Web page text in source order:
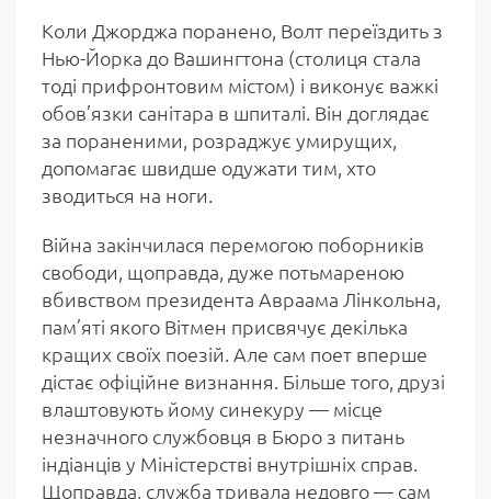
Коли Джорджа поранено, Волт переїздить з
Нью-Йорка до Вашингтона (столиця стала
тоді прифронтовим містом) і виконує важкі
обов’язки санітара в шпиталі. Він доглядає
за пораненими, розраджує умирущих,
допомагає швидше одужати тим, хто
зводиться на ноги.
Війна закінчилася перемогою поборників
свободи, щоправда, дуже потьмареною
вбивством президента Авраама Лінкольна,
пам’яті якого Вітмен присвячує декілька
кращих своїх поезій. Але сам поет вперше
дістає офіційне визнання. Більше того, друзі
влаштовують йому синекуру — місце
незначного службовця в Бюро з питань
індіанців у Міністерстві внутрішніх справ.
Щоправда, служба тривала недовго — сам